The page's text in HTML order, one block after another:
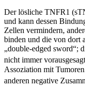
Der lösliche TNFR1
und kann dessen
Zellen vermindern,
binden und die von dort
„double-edged sword“;
nicht immer
Assoziation mit
anderen negative